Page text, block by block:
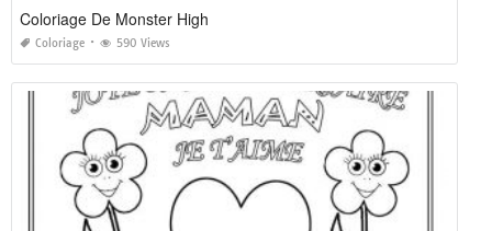
Coloriage De Monster High
Coloriage 590 Views